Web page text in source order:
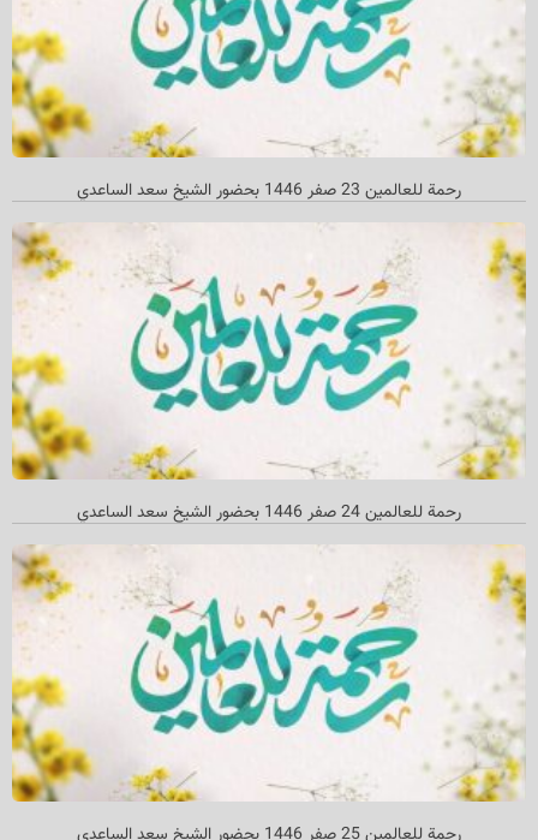
رحمة للعالمين 23 صفر 1446 بحضور الشيخ سعد الساعدي
رحمة للعالمين 24 صفر 1446 بحضور الشيخ سعد الساعدي